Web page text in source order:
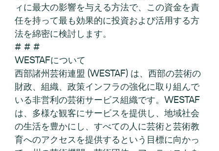
ィに最大の影響を与える方法で、この資金を責
任を持って最も効果的に投資および活用する方
法を綿密に検討します。
# # #
WESTAFについて
西部諸州芸術連盟 (WESTAF) は、西部の芸術の
財政、組織、政策インフラの強化に取り組んで
いる非営利の芸術サービス組織です。WESTAF
は、多様な観客にサービスを提供し、地域社会
の生活を豊かにし、すべての人に芸術と芸術教
育へのアクセスを提供するという目標に向かっ